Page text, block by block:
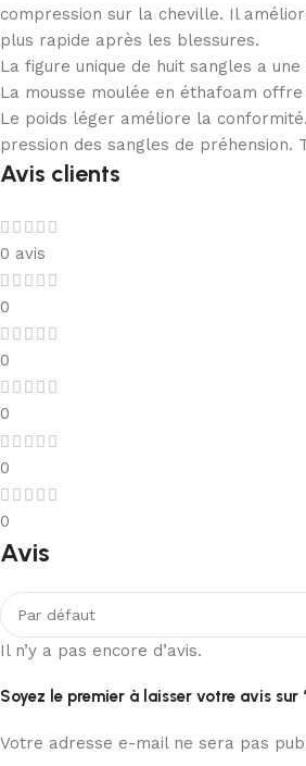
compression sur la cheville. Il
plus rapide après les blessures.
La figure unique de huit sangles a
La mousse moulée en éthafoam
Le poids léger améliore la
pression des sangles de préhension.
Avis clients
0 avis
0
0
0
0
0
Avis
Il n’y a pas encore d’avis.
Soyez le premier à laisser votre avis
Votre adresse e-mail ne sera pas